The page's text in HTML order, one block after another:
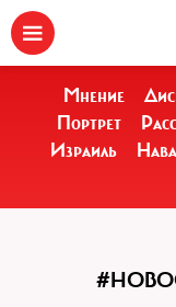
Мнение
Портрет
Израиль